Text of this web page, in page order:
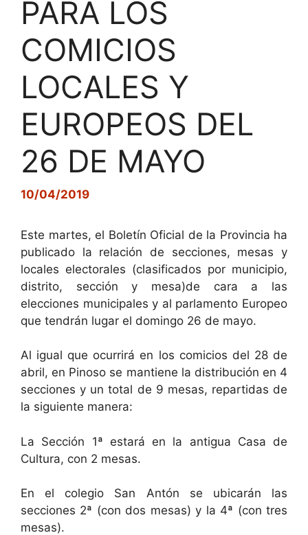
PARA LOS
COMICIOS
LOCALES Y
EUROPEOS DEL
26 DE MAYO
10/04/2019
Este martes, el Boletín Oficial de la Provincia ha
publicado la relación de secciones, mesas y
locales electorales (clasificados por municipio,
distrito, sección y mesa)de cara a las
elecciones municipales y al parlamento Europeo
que tendrán lugar el domingo 26 de mayo.
Al igual que ocurrirá en los comicios del 28 de
abril, en Pinoso se mantiene la distribución en 4
secciones y un total de 9 mesas, repartidas de
la siguiente manera:
La Sección 1ª estará en la antigua Casa de
Cultura, con 2 mesas.
En el colegio San Antón se ubicarán las
secciones 2ª (con dos mesas) y la 4ª (con tres
mesas).